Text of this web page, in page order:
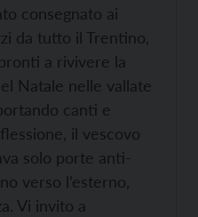
consegnato ai
da tutto il Trentino,
a rivivere la
Natale nelle vallate
canti e
il vescovo
solo porte anti-
verso l’esterno,
Vi invito a